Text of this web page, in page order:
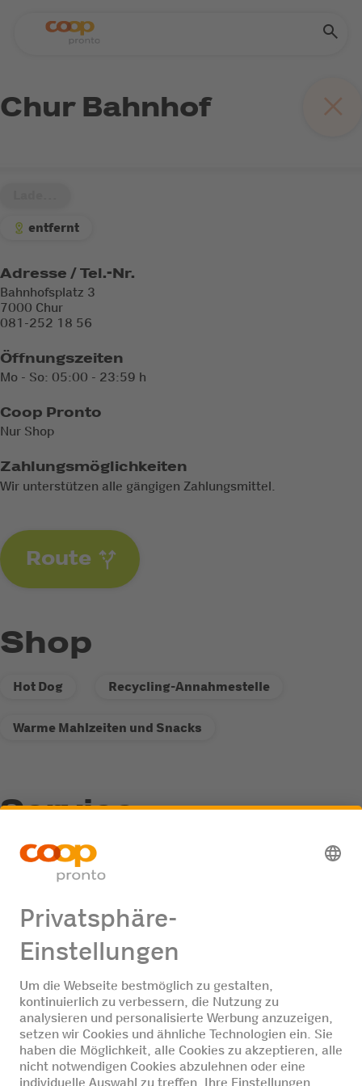
Chur Bahnhof
entfernt
Adresse / Tel.-Nr.
Bahnhofsplatz 3
7000 Chur
081-252 18 56
Öffnungszeiten
Mo - So: 05:00 - 23:59 h
Coop Pronto
Nur Shop
Zahlungsmöglichkeiten
Wir unterstützen alle gängigen Zahlungsmittel.
Route
Shop
Hot Dog Recycling-Annahmestelle
Warme Mahlzeiten und Snacks
Service
Recycling-Annahmestelle
Jobangebote